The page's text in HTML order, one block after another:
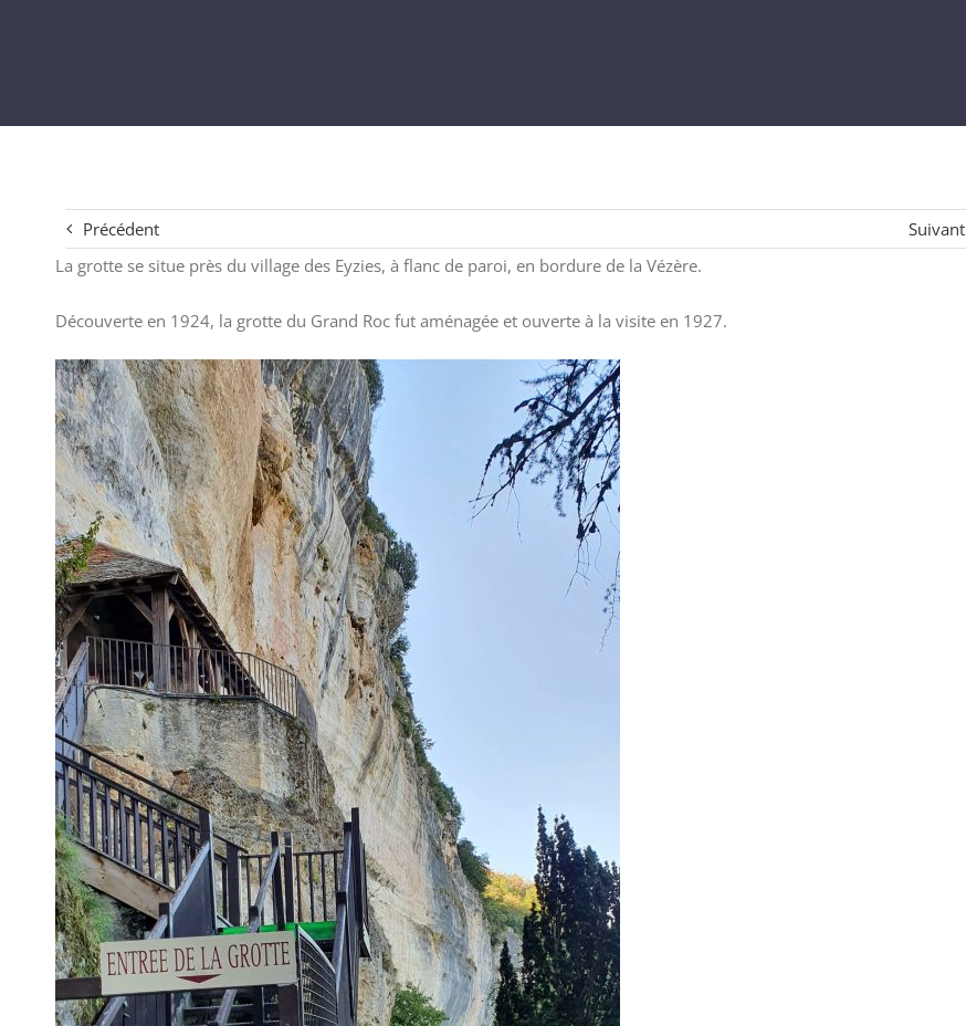
Précédent
Suivant
La grotte se situe près du village des Eyzies, à flanc de paroi, en bordure de la Vézère.
Découverte en 1924, la grotte du Grand Roc fut aménagée et ouverte à la visite en 1927.